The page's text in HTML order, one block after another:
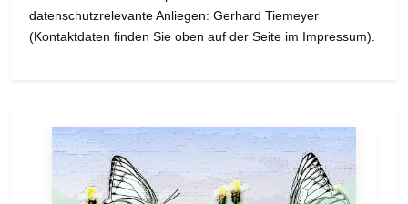
datenschutzrelevante Anliegen: Gerhard Tiemeyer
(Kontaktdaten finden Sie oben auf der Seite im Impressum).